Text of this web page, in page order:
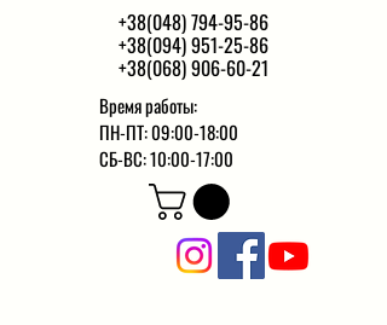
+38(048) 794-95-86
+38(094) 951-25-86
+38(068) 906-60-21
Время работы:
ПН-ПТ: 09:00-18:00
СБ-ВС: 10:00-17:00